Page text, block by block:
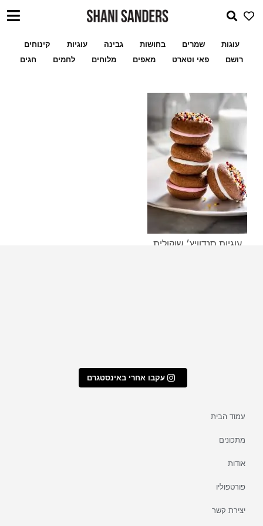
עוגות שמרים בחושות גבינה עוגיות
קינוחים
רושם
פאי וטארט מאפים מלוחים לחמים חגים
עוגיות סנדוויץ׳ שוקולית
עקבו אחרי באינסטגרם
עמוד הבית
מתכונים
אודות
פורטפוליו
יצירת קשר